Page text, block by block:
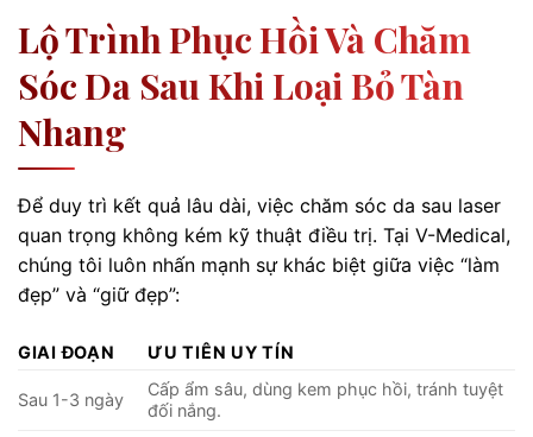
Lộ Trình Phục Hồi Và Chăm
Sóc Da Sau Khi Loại Bỏ Tàn
Nhang
Để duy trì kết quả lâu dài, việc chăm sóc da sau laser
quan trọng không kém kỹ thuật điều trị. Tại V-Medical,
chúng tôi luôn nhấn mạnh sự khác biệt giữa việc “làm
đẹp” và “giữ đẹp”:
GIAI ĐOẠN ƯU TIÊN UY TÍN
Sau 1-3 ngày
Cấp ẩm sâu, dùng kem phục hồi, tránh tuyệt
đối nắng.